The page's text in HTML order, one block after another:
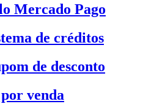
Mercado Pago
de créditos
de desconto
venda